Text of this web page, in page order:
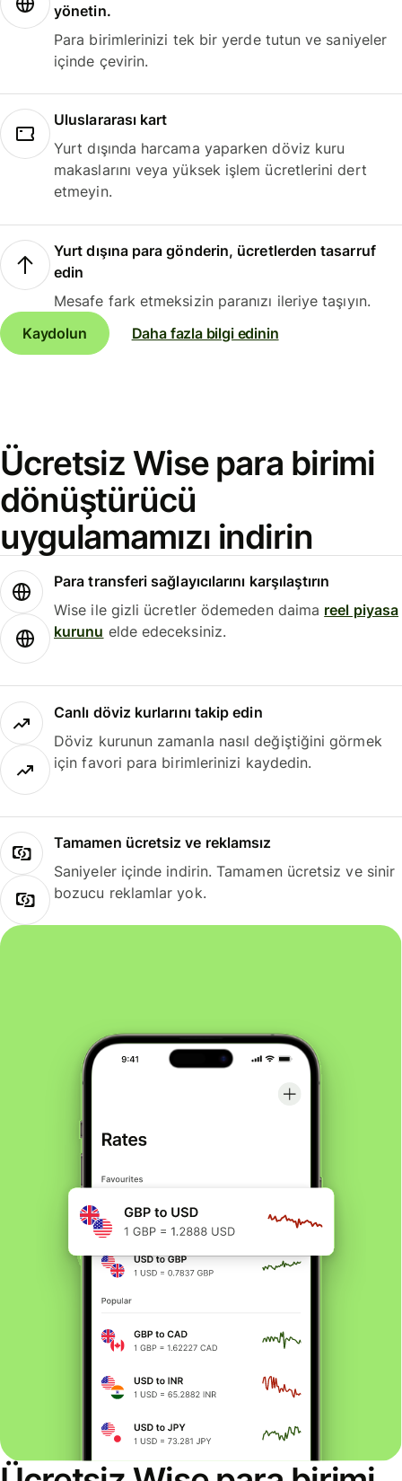
yönetin.
Para birimlerinizi tek bir yerde tutun ve saniyeler
içinde çevirin.
Uluslararası kart
Yurt dışında harcama yaparken döviz kuru
makaslarını veya yüksek işlem ücretlerini dert
etmeyin.
Yurt dışına para gönderin, ücretlerden tasarruf
edin
Mesafe fark etmeksizin paranızı ileriye taşıyın.
Kaydolun
Daha fazla bilgi edinin
Ücretsiz Wise para birimi
dönüştürücü
uygulamamızı indirin
Para transferi sağlayıcılarını karşılaştırın
Wise ile gizli ücretler ödemeden daima reel piyasa
kurunu elde edeceksiniz.
Canlı döviz kurlarını takip edin
Döviz kurunun zamanla nasıl değiştiğini görmek
için favori para birimlerinizi kaydedin.
Tamamen ücretsiz ve reklamsız
Saniyeler içinde indirin. Tamamen ücretsiz ve sinir
bozucu reklamlar yok.